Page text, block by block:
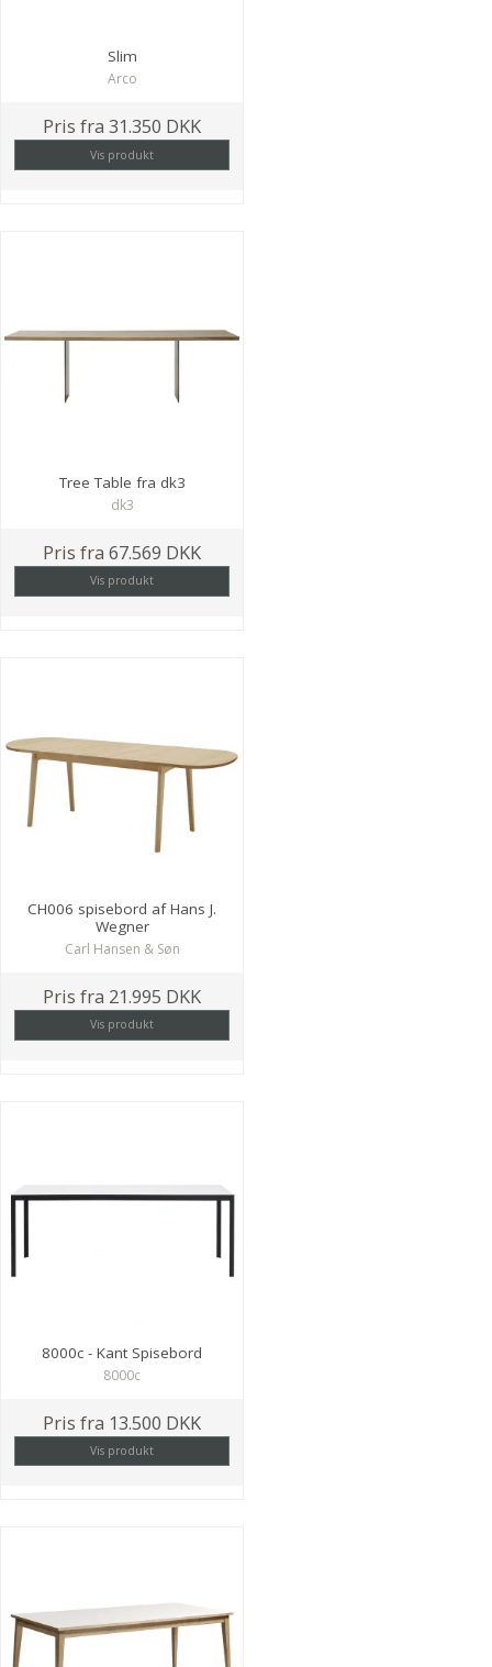
Slim
Arco
Pris fra 31.350 DKK
Vis produkt
Tree Table fra dk3
dk3
Pris fra 67.569 DKK
Vis produkt
CH006 spisebord af Hans J.
Wegner
Carl Hansen & Søn
Pris fra 21.995 DKK
Vis produkt
8000c - Kant Spisebord
8000c
Pris fra 13.500 DKK
Vis produkt